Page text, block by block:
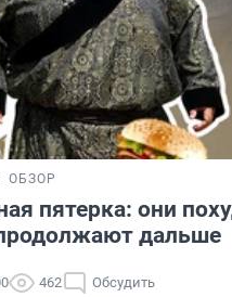
ОБЗОР
пятерка: они
дальше
462 Обсудить